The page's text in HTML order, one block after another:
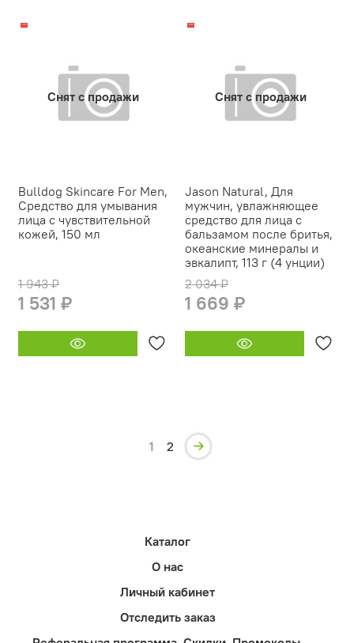
Снят с продажи
-21%
Bulldog Skincare For Men,
Средство для умывания
лица с чувствительной
кожей, 150 мл
1 943 ₽
1 531 ₽
Снят с продажи
-18%
Jason Natural, Для
мужчин, увлажняющее
средство для лица с
бальзамом после бритья,
океанские минералы и
эвкалипт, 113 г (4 унции)
2 034 ₽
1 669 ₽
1 2
Каталог
О нас
Личный кабинет
Отследить заказ